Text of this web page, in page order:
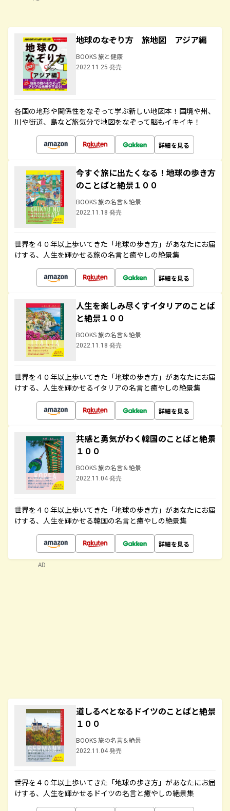
地球のなぞり方 旅地図 アジア編
BOOKS 旅と健康
2022.11.25 発売
各国の地形や関係性をなぞって学ぶ新しい地図本！国境や州、
川や街道、島など旅気分で地図をなぞって脳もイキイキ！
詳細を見る
今すぐ旅に出たくなる！地球の歩き方
のことばと絶景１００
BOOKS 旅の名言＆絶景
2022.11.18 発売
世界を４０年以上歩いてきた「地球の歩き方」があなたにお届
けする、人生を輝かせる旅の名言と癒やしの絶景集
詳細を見る
人生を楽しみ尽くすイタリアのことば
と絶景１００
BOOKS 旅の名言＆絶景
2022.11.18 発売
世界を４０年以上歩いてきた「地球の歩き方」があなたにお届
けする、人生を輝かせるイタリアの名言と癒やしの絶景集
詳細を見る
共感と勇気がわく韓国のことばと絶景
１００
BOOKS 旅の名言＆絶景
2022.11.04 発売
世界を４０年以上歩いてきた「地球の歩き方」があなたにお届
けする、人生を輝かせる韓国の名言と癒やしの絶景集
詳細を見る
道しるべとなるドイツのことばと絶景
１００
BOOKS 旅の名言＆絶景
2022.11.04 発売
世界を４０年以上歩いてきた「地球の歩き方」があなたにお届
けする、人生を輝かせるドイツの名言と癒やしの絶景集
AD